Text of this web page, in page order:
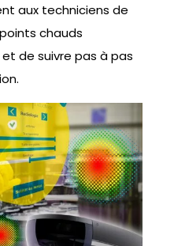
aux techniciens de
chauds
de suivre pas à pas